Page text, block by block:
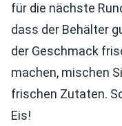
für die nächste
dass der Behälter
der Geschmack
machen, mischen
frischen Zutaten.
Eis!